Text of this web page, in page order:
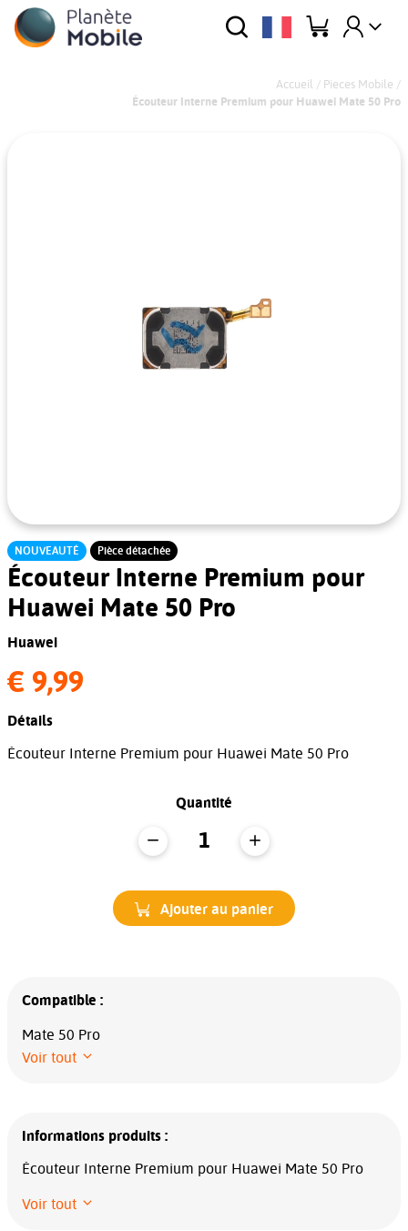
Accueil / Pieces Mobile /
Écouteur Interne Premium pour Huawei Mate 50 Pro
NOUVEAUTÉ Pièce détachée
Écouteur Interne Premium pour
Huawei Mate 50 Pro
Huawei
€ 9,99
Détails
Écouteur Interne Premium pour Huawei Mate 50 Pro
Quantité
Ajouter au panier
Compatible :
Mate 50 Pro
Voir tout
Informations produits :
Écouteur Interne Premium pour Huawei Mate 50 Pro
Voir tout